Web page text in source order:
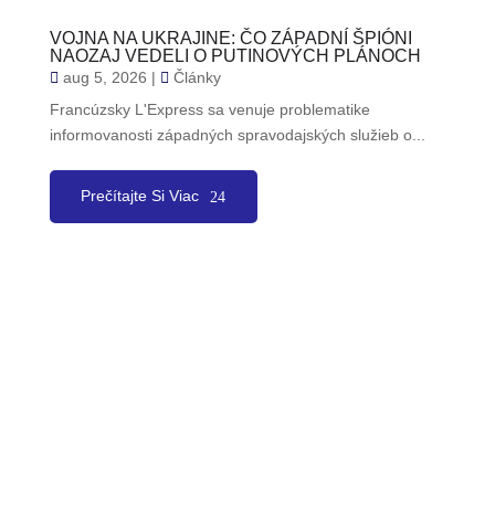
VOJNA NA UKRAJINE: ČO ZÁPADNÍ ŠPIÓNI
NAOZAJ VEDELI O PUTINOVÝCH PLÁNOCH
aug 5, 2026 |
Články
Francúzsky L'Express sa venuje problematike
informovanosti západných spravodajských služieb o...
Prečítajte Si Viac